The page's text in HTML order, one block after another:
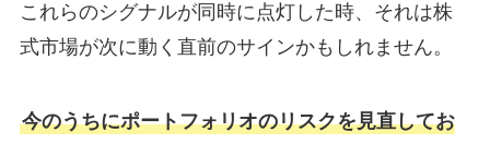
これらのシグナルが同時に点灯した時、それは株
式市場が次に動く直前のサインかもしれません。
今のうちにポートフォリオのリスクを見直してお